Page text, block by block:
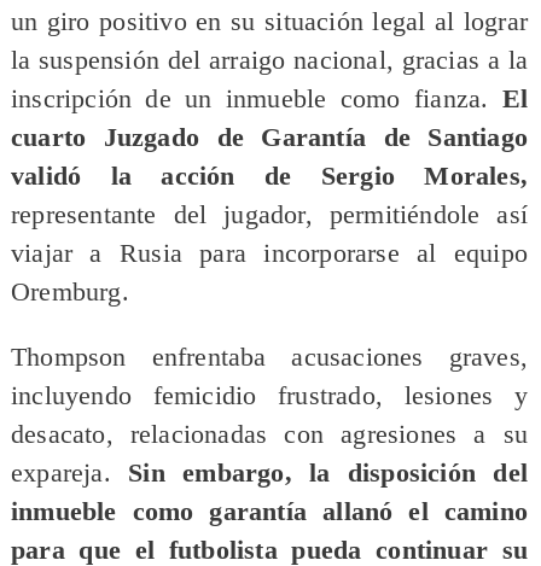
un giro positivo en su situación legal al lograr
la suspensión del arraigo nacional, gracias a la
inscripción de un inmueble como fianza. El
cuarto Juzgado de Garantía de Santiago
validó la acción de Sergio Morales,
representante del jugador, permitiéndole así
viajar a Rusia para incorporarse al equipo
Oremburg.
​Thompson enfrentaba acusaciones graves,
incluyendo femicidio frustrado, lesiones y
desacato, relacionadas con agresiones a su
expareja. Sin embargo, la disposición del
inmueble como garantía allanó el camino
para que el futbolista pueda continuar su